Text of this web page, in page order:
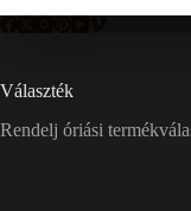
Választék
Rendelj óriási